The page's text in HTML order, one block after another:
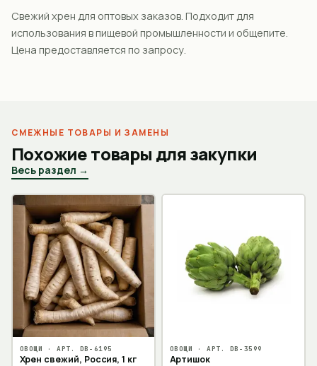
Свежий хрен для оптовых заказов. Подходит для
использования в пищевой промышленности и общепите.
Цена предоставляется по запросу.
СМЕЖНЫЕ ТОВАРЫ И ЗАМЕНЫ
Похожие товары для закупки
Весь раздел →
ОВОЩИ · АРТ. DB-6195
Хрен свежий, Россия, 1 кг
ОВОЩИ · АРТ. DB-3599
Артишок